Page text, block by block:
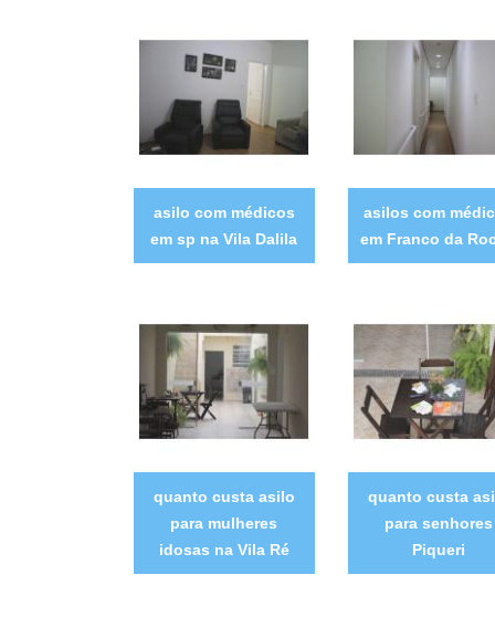
asilo com médicos
em sp na Vila Dalila
asilos com
em Franco da
quanto custa asilo
para mulheres
idosas na Vila Ré
quanto custa
para senhores
Piqueri